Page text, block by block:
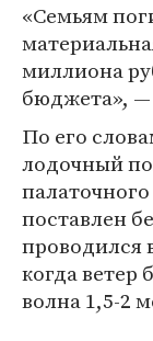
«Семьям
миллиона
бюджета», —
По его
лодочный
поставлен
проводился
когда ветер
волна 1,5-2